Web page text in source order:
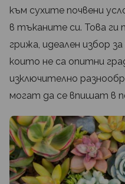
към сухите почвени
в тъканите си. Това ги
грижа, идеален избор
които не са опитни
изключително
могат да се впишат в